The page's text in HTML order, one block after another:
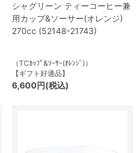
シャグリーン ティーコーヒー兼
用カップ&ソーサー(オレンジ)
270cc (52148-21743)
（TCｶｯﾌﾟ&ｿｰｻｰ(ｵﾚﾝｼﾞ)）
【ギフト好適品】
6,600円(税込)